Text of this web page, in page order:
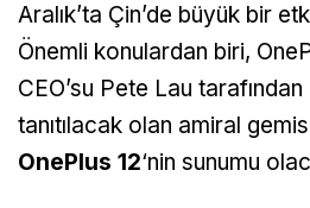
Aralık’ta Çin’de büyük bir
Önemli konulardan biri,
CEO’su Pete Lau
tanıtılacak olan amiral
OnePlus 12‘nin sunumu